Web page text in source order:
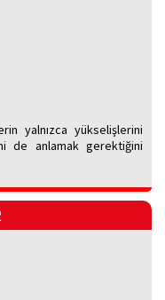
yalnızca yükselişlerini
de anlamak gerektiğini